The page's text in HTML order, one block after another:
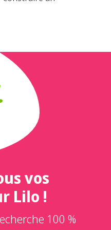
vos
Lilo !
100 %